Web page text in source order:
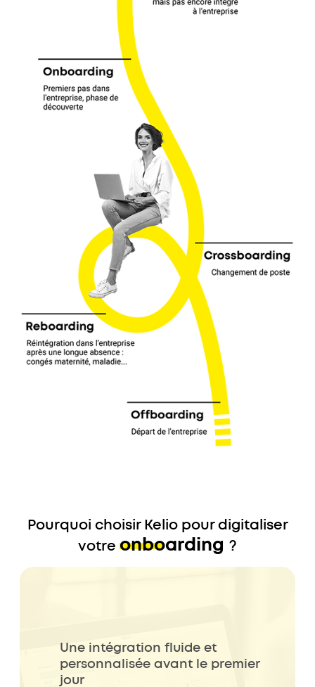
Pourquoi choisir Kelio pour digitaliser
votreonboarding ?
Une intégration fluide et
personnalisée avant le premier
jour